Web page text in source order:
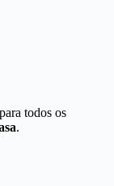
todos os
.